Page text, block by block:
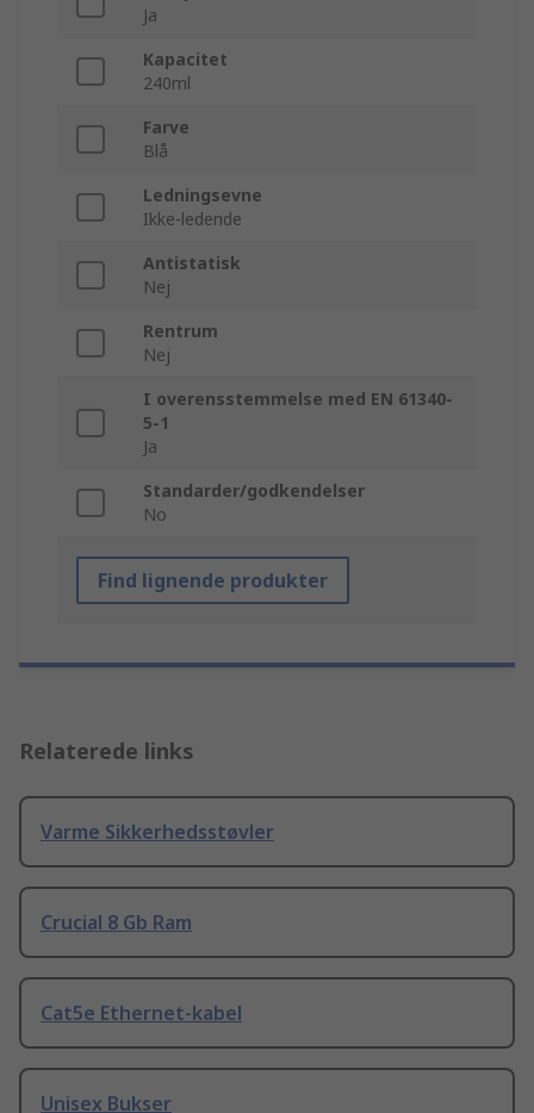
Ja
Kapacitet
240ml
Farve
Blå
Ledningsevne
Ikke-ledende
Antistatisk
Nej
Rentrum
Nej
I overensstemmelse med EN 61340-
5-1
Ja
Standarder/godkendelser
No
Find lignende produkter
Relaterede links
Varme Sikkerhedsstøvler
Crucial 8 Gb Ram
Cat5e Ethernet-kabel
Unisex Bukser